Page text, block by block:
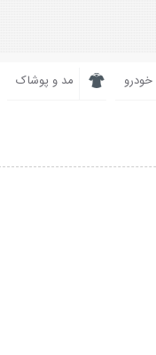
خودرو مد و پوشاک